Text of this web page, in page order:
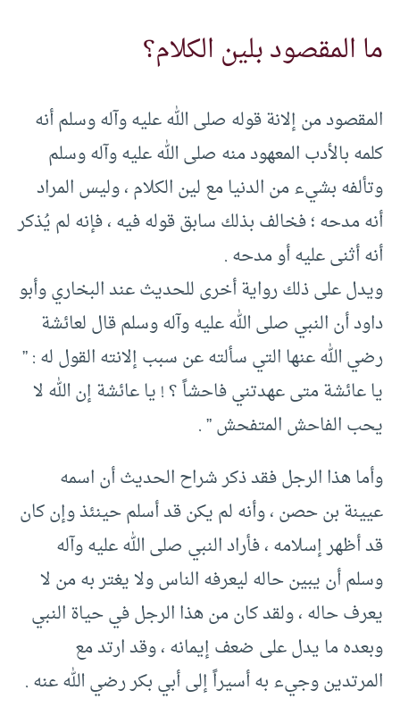
ما المقصود بلين الكلام؟
المقصود من إلانة قوله صلى الله عليه وآله وسلم أنه
كلمه بالأدب المعهود منه صلى الله عليه وآله وسلم
وتألفه بشيء من الدنيا مع لين الكلام ، وليس المراد
أنه مدحه ؛ فخالف بذلك سابق قوله فيه ، فإنه لم يُذكر
أنه أثنى عليه أو مدحه .
ويدل على ذلك رواية أخرى للحديث عند البخاري وأبو
داود أن النبي صلى الله عليه وآله وسلم قال لعائشة
رضي الله عنها التي سألته عن سبب إلانته القول له : ”
يا عائشة متى عهدتني فاحشاً ؟ ! يا عائشة إن الله لا
يحب الفاحش المتفحش ” .
وأما هذا الرجل فقد ذكر شراح الحديث أن اسمه
عيينة بن حصن ، وأنه لم يكن قد أسلم حينئذ وإن كان
قد أظهر إسلامه ، فأراد النبي صلى الله عليه وآله
وسلم أن يبين حاله ليعرفه الناس ولا يغتر به من لا
يعرف حاله ، ولقد كان من هذا الرجل في حياة النبي
وبعده ما يدل على ضعف إيمانه ، وقد ارتد مع
المرتدين وجيء به أسيراً إلى أبي بكر رضي الله عنه .